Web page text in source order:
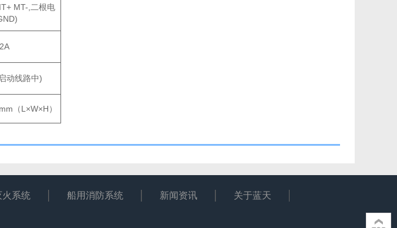
MT-,二根电
动线路中)
（L×W×H）
火系统 船用消防系统 新闻资讯
关于蓝天